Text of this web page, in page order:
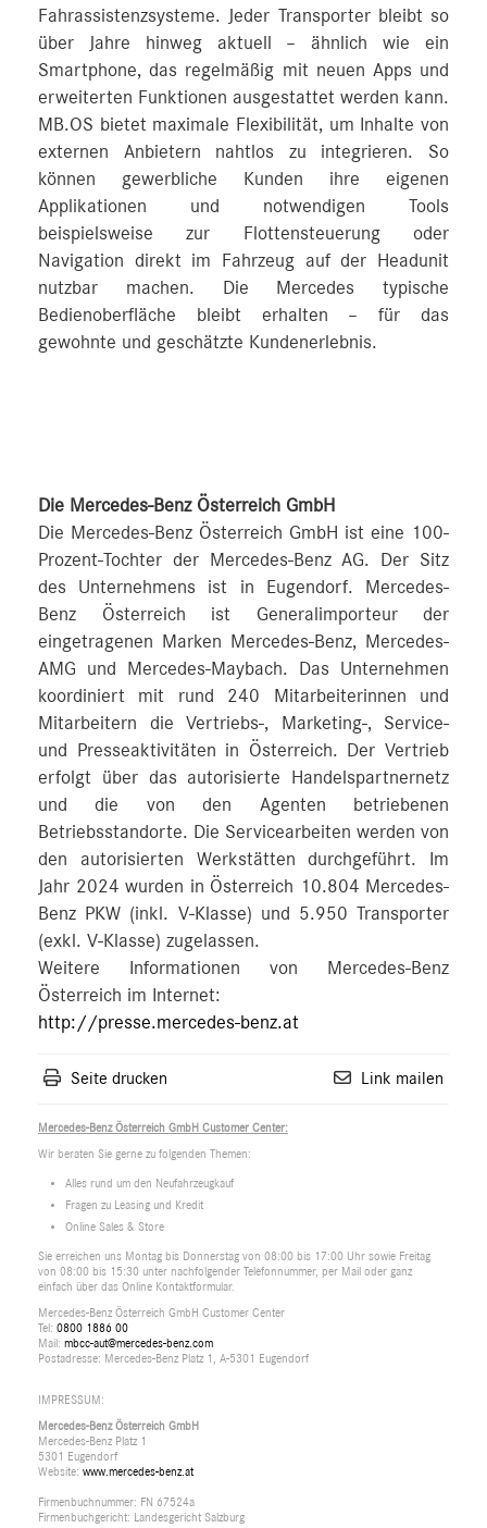
Fahrassistenzsysteme. Jeder Transporter bleibt so
über Jahre hinweg aktuell – ähnlich wie ein
Smartphone, das regelmäßig mit neuen Apps und
erweiterten Funktionen ausgestattet werden kann.
MB.OS bietet maximale Flexibilität, um Inhalte von
externen Anbietern nahtlos zu integrieren. So
können gewerbliche Kunden ihre eigenen
Applikationen und notwendigen Tools
beispielsweise zur Flottensteuerung oder
Navigation direkt im Fahrzeug auf der Headunit
nutzbar machen. Die Mercedes typische
Bedienoberfläche bleibt erhalten – für das
gewohnte und geschätzte Kundenerlebnis.
Die Mercedes-Benz Österreich GmbH
Die Mercedes-Benz Österreich GmbH ist eine 100-
Prozent-Tochter der Mercedes-Benz AG. Der Sitz
des Unternehmens ist in Eugendorf. Mercedes-
Benz Österreich ist Generalimporteur der
eingetragenen Marken Mercedes-Benz, Mercedes-
AMG und Mercedes-Maybach. Das Unternehmen
koordiniert mit rund 240 Mitarbeiterinnen und
Mitarbeitern die Vertriebs-, Marketing-, Service-
und Presseaktivitäten in Österreich. Der Vertrieb
erfolgt über das autorisierte Handelspartnernetz
und die von den Agenten betriebenen
Betriebsstandorte. Die Servicearbeiten werden von
den autorisierten Werkstätten durchgeführt. Im
Jahr 2024 wurden in Österreich 10.804 Mercedes-
Benz PKW (inkl. V-Klasse) und 5.950 Transporter
(exkl. V-Klasse) zugelassen.
Weitere Informationen von Mercedes-Benz
Österreich im Internet:
http://presse.mercedes-benz.at
Seite drucken Link mailen
Mercedes-Benz Österreich GmbH Customer Center:
Wir beraten Sie gerne zu folgenden Themen:
Alles rund um den Neufahrzeugkauf
Fragen zu Leasing und Kredit
Online Sales & Store
Sie erreichen uns Montag bis Donnerstag von 08:00 bis 17:00 Uhr sowie Freitag
von 08:00 bis 15:30 unter nachfolgender Telefonnummer, per Mail oder ganz
einfach über das Online Kontaktformular.
Mercedes-Benz Österreich GmbH Customer Center
Tel: 0800 1886 00
Mail: mbcc-aut@mercedes-benz.com
Postadresse: Mercedes-Benz Platz 1, A-5301 Eugendorf
IMPRESSUM:
Mercedes-Benz Österreich GmbH
Mercedes-Benz Platz 1
5301 Eugendorf
Website: www.mercedes-benz.at
Firmenbuchnummer: FN 67524a
Firmenbuchgericht: Landesgericht Salzburg